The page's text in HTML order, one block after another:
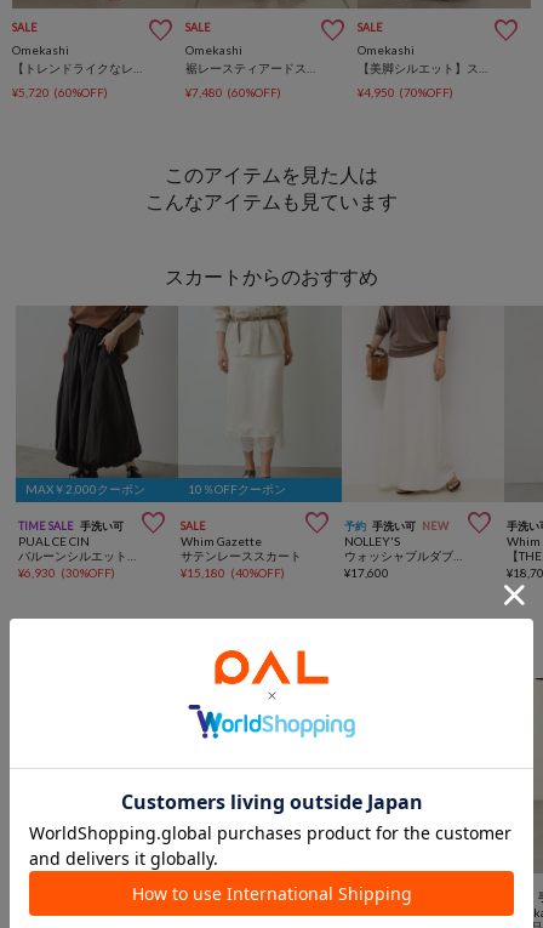
SALE
Omekashi
【トレンドライクなレイヤードスタイルが叶う】シアーレーススカート
¥5,720 (60%OFF)
SALE
Omekashi
裾レースティアードスカート
¥7,480 (60%OFF)
SALE
Omekashi
【美脚シルエット】スウェットデニムスカート
¥4,950 (70%OFF)
このアイテムを見た人は
こんなアイテムも見ています
スカートからのおすすめ
MAX￥2,000クーポン
TIME SALE 手洗い可 
PUAL CE CIN
¥6,930 (30%OFF)
10％OFFクーポン
SALE 
Whim Gazette
サテンレーススカート
¥15,180 (40%OFF)
予約 手洗い可 NEW 
NOLLEY'S
ウォッシャブルダブルマットサテンナロースカート
¥17,600
手洗い
Whim
¥
Omekashiからのおすすめ

Omekashi
SALE 手洗い可 動画  SALE 手洗い可